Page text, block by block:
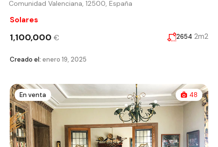
Comunidad Valenciana, 12500, España
Solares
1,100,000 € 2654 2m2
Creado el: enero 19, 2025
En venta 48